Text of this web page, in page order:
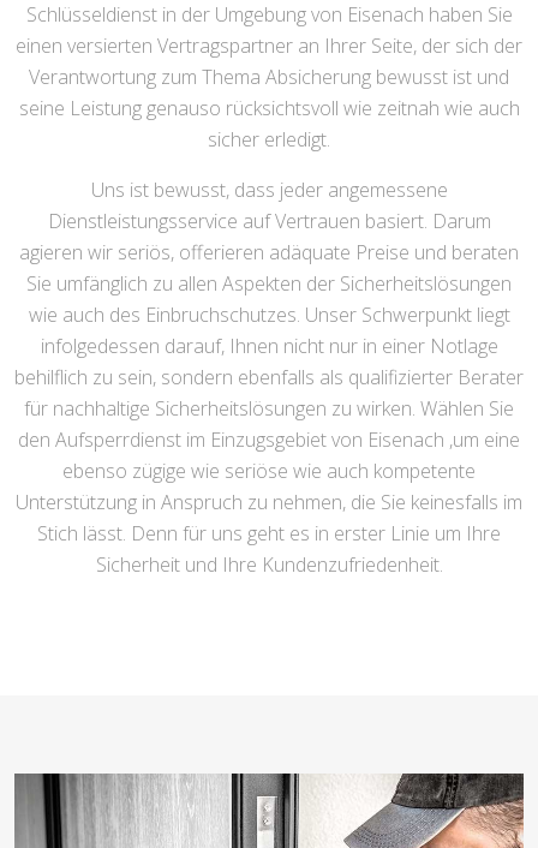
Schlüsseldienst in der Umgebung von Eisenach haben Sie
einen versierten Vertragspartner an Ihrer Seite, der sich der
Verantwortung zum Thema Absicherung bewusst ist und
seine Leistung genauso rücksichtsvoll wie zeitnah wie auch
sicher erledigt.
Uns ist bewusst, dass jeder angemessene
Dienstleistungsservice auf Vertrauen basiert. Darum
agieren wir seriös, offerieren adäquate Preise und beraten
Sie umfänglich zu allen Aspekten der Sicherheitslösungen
wie auch des Einbruchschutzes. Unser Schwerpunkt liegt
infolgedessen darauf, Ihnen nicht nur in einer Notlage
behilflich zu sein, sondern ebenfalls als qualifizierter Berater
für nachhaltige Sicherheitslösungen zu wirken. Wählen Sie
den Aufsperrdienst im Einzugsgebiet von Eisenach ,um eine
ebenso zügige wie seriöse wie auch kompetente
Unterstützung in Anspruch zu nehmen, die Sie keinesfalls im
Stich lässt. Denn für uns geht es in erster Linie um Ihre
Sicherheit und Ihre Kundenzufriedenheit.